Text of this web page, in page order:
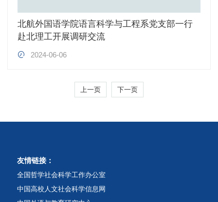
北航外国语学院语言科学与工程系党支部一行
赴北理工开展调研交流
2024-06-06
上一页 下一页
友情链接：
全国哲学社会科学工作办公室
中国高校人文社会科学信息网